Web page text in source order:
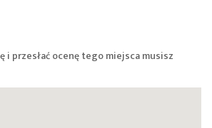
i przesłać ocenę tego miejsca musisz